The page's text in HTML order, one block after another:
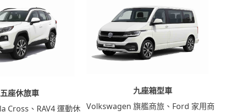
五座休旅車
Cross、RAV4 運動休
九座箱型車
Volkswagen 旗艦商旅、Ford 家用商